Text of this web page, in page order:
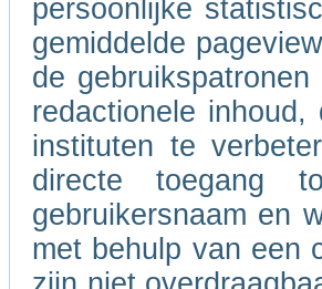
persoonlijke
gemiddelde
de
redactionele
instituten te
directe toegang
gebruikersnaam en
met behulp van een